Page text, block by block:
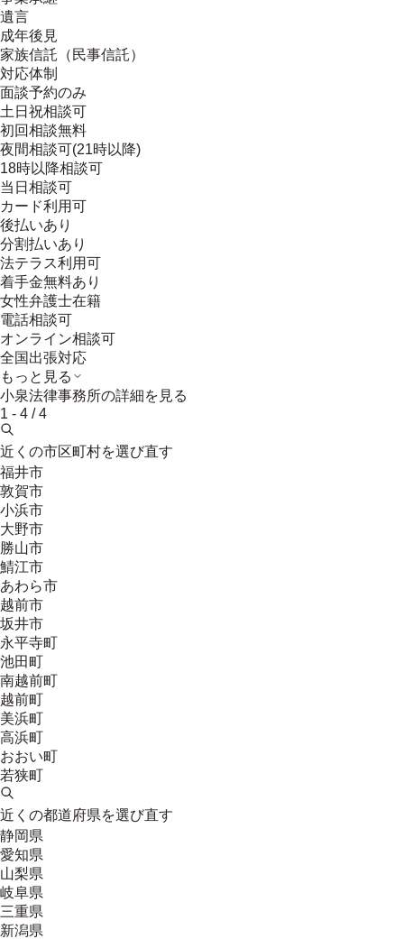
遺言
成年後見
家族信託（民事信託）
対応体制
面談予約のみ
土日祝相談可
初回相談無料
夜間相談可(21時以降)
18時以降相談可
当日相談可
カード利用可
後払いあり
分割払いあり
法テラス利用可
着手金無料あり
女性弁護士在籍
電話相談可
オンライン相談可
全国出張対応
もっと見る
小泉法律事務所の詳細を見る
1 - 4 /4
近くの市区町村を選び直す
福井市
敦賀市
小浜市
大野市
勝山市
鯖江市
あわら市
越前市
坂井市
永平寺町
池田町
南越前町
越前町
美浜町
高浜町
おおい町
若狭町
近くの都道府県を選び直す
静岡県
愛知県
山梨県
岐阜県
三重県
新潟県